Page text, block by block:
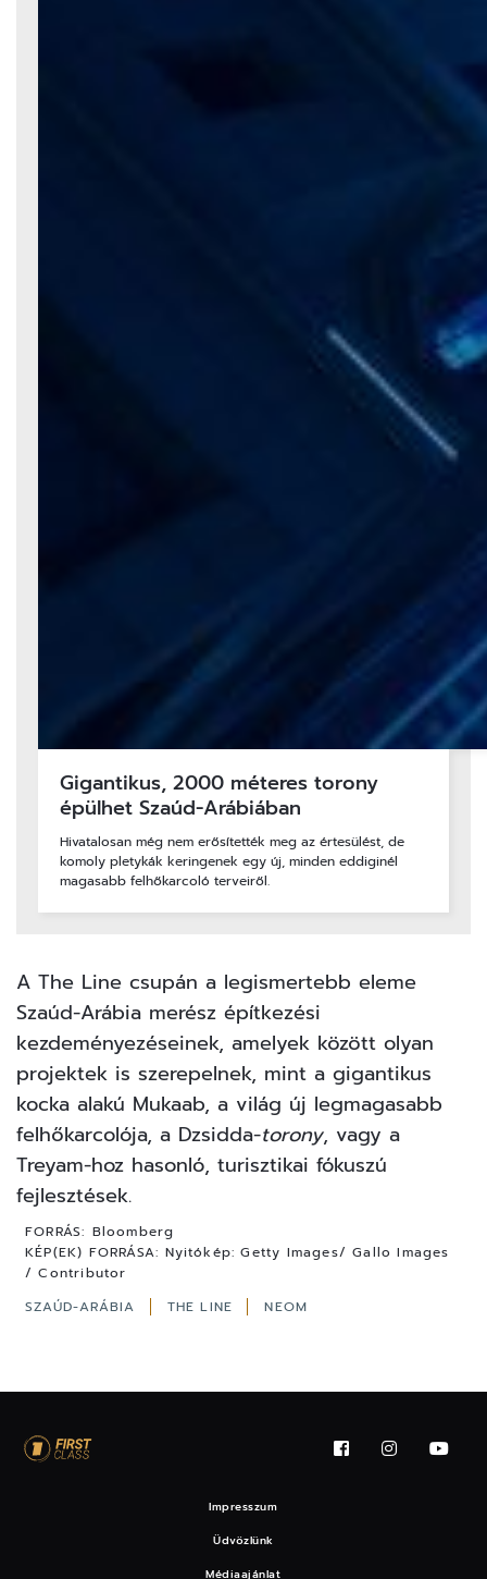
Gigantikus, 2000 méteres torony
épülhet Szaúd-Arábiában
Hivatalosan még nem erősítették meg az értesülést, de
komoly pletykák keringenek egy új, minden eddiginél
magasabb felhőkarcoló terveiről.
A The Line csupán a legismertebb eleme
Szaúd-Arábia merész építkezési
kezdeményezéseinek, amelyek között olyan
projektek is szerepelnek, mint a gigantikus
kocka alakú Mukaab, a világ új legmagasabb
felhőkarcolója, a Dzsidda-torony, vagy a
Treyam-hoz hasonló, turisztikai fókuszú
fejlesztések.
FORRÁS: Bloomberg
KÉP(EK) FORRÁSA: Nyitókép: Getty Images/ Gallo Images
/ Contributor
SZAÚD-ARÁBIA
THE LINE NEOM
Impresszum
Üdvözlünk
Médiaajánlat